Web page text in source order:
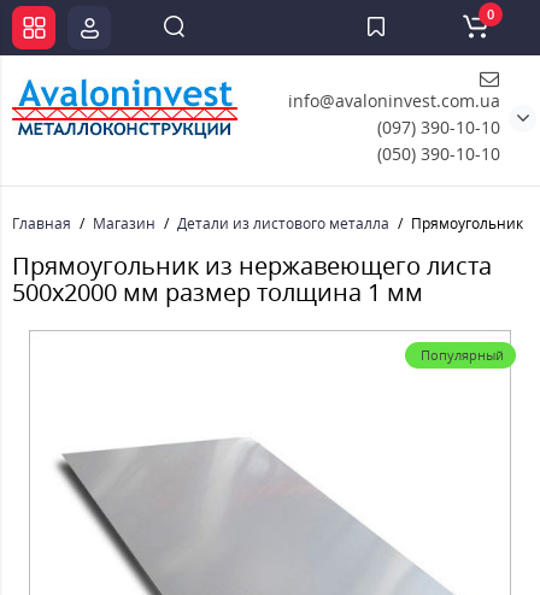
info@avaloninvest.com.ua
(097) 390-10-10
(050) 390-10-10
0
Главная Магазин Детали из листового металла Прямоугольник
Прямоугольник из нержавеющего листа
500х2000 мм размер толщина 1 мм
Популярный